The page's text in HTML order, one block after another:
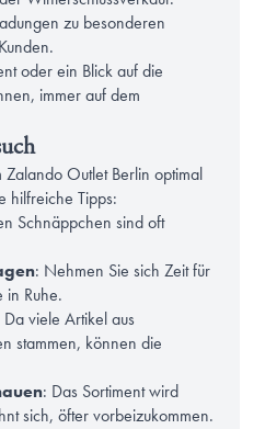
zu besonderen
oder ein Blick auf die
immer auf dem
Zalando Outlet Berlin optimal
hilfreiche Tipps:
Schnäppchen sind oft
: Nehmen Sie sich Zeit für
in Ruhe.
Da viele Artikel aus
stammen, können die
: Das Sortiment wird
sich, öfter vorbeizukommen.